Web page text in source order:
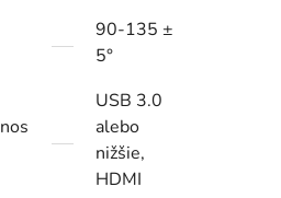
90-135 ±
5°
USB 3.0
alebo
nižšie,
HDMI